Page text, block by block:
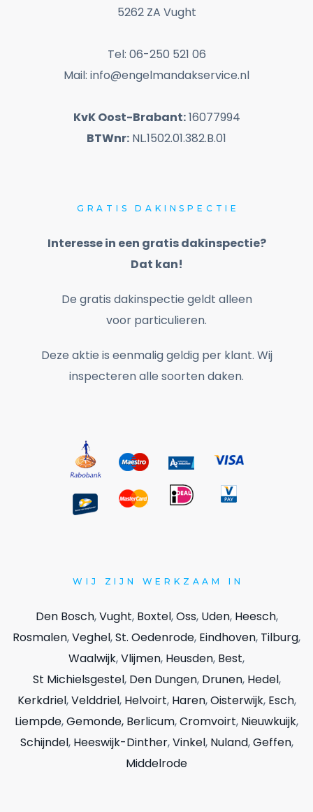
5262 ZA Vught
Tel: 06-250 521 06
Mail: info@engelmandakservice.nl
KvK Oost-Brabant:16077994
BTWnr: NL.1502.01.382.B.01
GRATIS DAKINSPECTIE
Interesse in een gratis dakinspectie?
Dat kan!
De gratis dakinspectie geldt alleen
voor particulieren.
Deze aktie is eenmalig geldig per klant. Wij
inspecteren alle soorten daken.
WIJ ZIJN WERKZAAM IN
Den Bosch,Vught, Boxtel,Oss, Uden, Heesch,
Rosmalen,Veghel,St. Oedenrode, Eindhoven, Tilburg,
Waalwijk,Vlijmen, Heusden, Best,
St Michielsgestel, Den Dungen, Drunen, Hedel,
Kerkdriel,Velddriel, Helvoirt, Haren,Oisterwijk, Esch,
Liempde,Gemonde, Berlicum,Cromvoirt, Nieuwkuijk,
Schijndel, Heeswijk-Dinther,Vinkel, Nuland,Geffen,
Middelrode